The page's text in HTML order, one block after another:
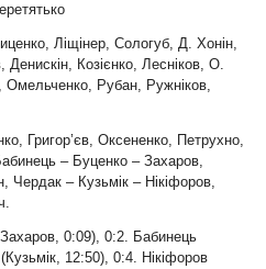
Ліщінер, Сологуб, Д. Хонін,
Козієнко, Лесніков, О.
Рубан, Ружніков,
Григор’єв, Оксененко, Петрухно,
– Буценко – Захаров,
– Кузьмік – Нікіфоров,
0:09), 0:2. Бабинець
12:50), 0:4. Нікіфоров